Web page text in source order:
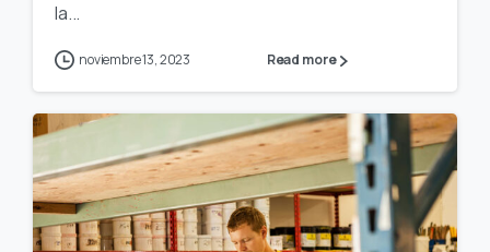
la...
noviembre 13, 2023 Read more